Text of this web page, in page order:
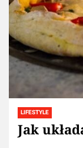
LIFESTYLE
Jak